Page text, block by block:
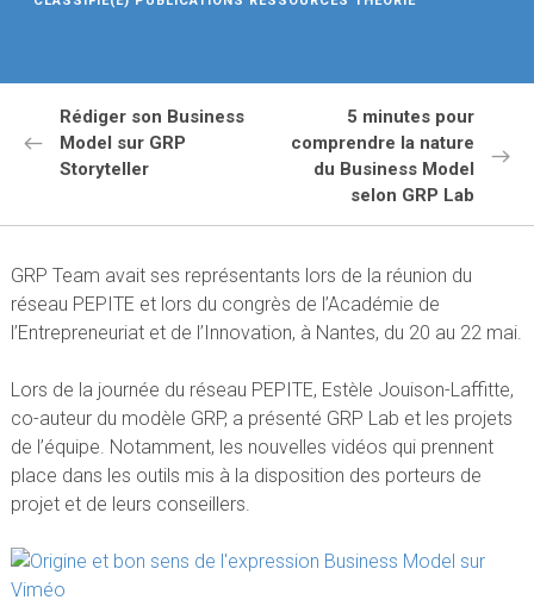
Rédiger son Business
Model sur GRP
Storyteller
5 minutes pour
comprendre la nature
du Business Model
selon GRP Lab
GRP Team avait ses représentants lors de la réunion du
réseau PEPITE et lors du congrès de l’Académie de
l’Entrepreneuriat et de l’Innovation, à Nantes, du 20 au 22 mai.
Lors de la journée du réseau PEPITE, Estèle Jouison-Laffitte,
co-auteur du modèle GRP, a présenté GRP Lab et les projets
de l’équipe. Notamment, les nouvelles vidéos qui prennent
place dans les outils mis à la disposition des porteurs de
projet et de leurs conseillers.